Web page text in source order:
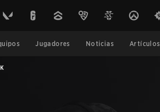
Jugadores Noticias Artículos